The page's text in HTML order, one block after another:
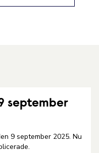
september
9 september 2025. Nu